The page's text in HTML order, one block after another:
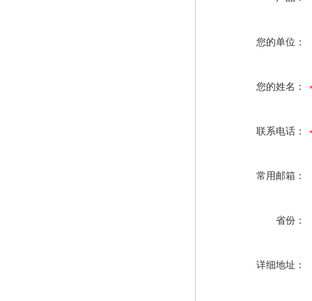
您的单位：
您的姓名：
联系电话：
常用邮箱：
省份：
详细地址：